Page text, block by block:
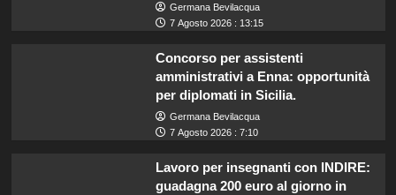
Germana Bevilacqua
7 Agosto 2026 : 13:15
Concorso per assistenti
amministrativi a Enna: opportunità
per diplomati in Sicilia.
Germana Bevilacqua
7 Agosto 2026 : 7:10
Lavoro per insegnanti con INDIRE:
guadagna 200 euro al giorno in